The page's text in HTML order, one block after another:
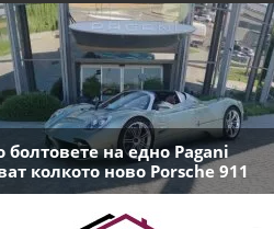
на едно Pagani
колкото ново Porsche 911